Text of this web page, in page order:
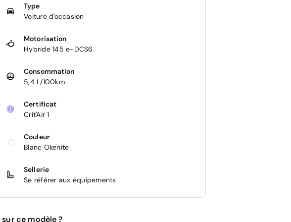
Type
Voiture d'occasion
Motorisation
Hybride 145 e-DCS6
Consommation
5,4 L/100km
Certificat
Crit'Air 1
Couleur
Blanc Okenite
Sellerie
Se référer aux équipements
ce modèle ?